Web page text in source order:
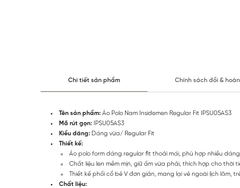
Chi tiết sản phẩm Chính sách đổi &
Tên sản phẩm: Áo Polo Nam Insidemen Regular Fit IPSU05AS3
Mã rút gọn: IPSU05AS3
Kiểu dáng: Dáng vừa/ Regular Fit
Thiết kế:
Áo polo form dáng regular fit thoải mái, phù hợp nhiều
Chất liệu len mềm mịn, giữ ấm vừa phải, thích hợp cho thời
Thiết kế phối cổ bẻ V đơn giản, mang lại vẻ ngoài lịch lãm,
Chất liệu: